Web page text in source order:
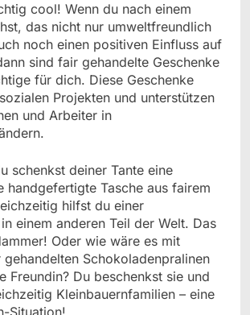
cool! Wenn du nach einem
das nicht nur umweltfreundlich
noch einen positiven Einfluss auf
sind fair gehandelte Geschenke
für dich. Diese Geschenke
Projekten und unterstützen
und Arbeiter in
schenkst deiner Tante eine
handgefertigte Tasche aus fairem
hilfst du einer
einem anderen Teil der Welt. Das
Oder wie wäre es mit
Schokoladenpralinen
Freundin? Du beschenkst sie und
Kleinbauernfamilien – eine